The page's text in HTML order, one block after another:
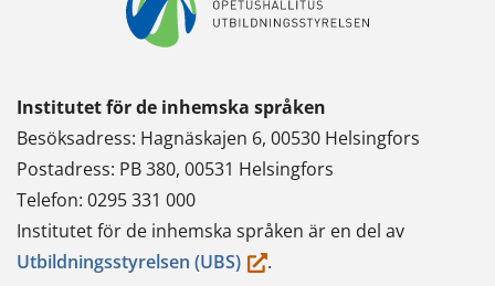
Institutet för de inhemska språken
Besöksadress: Hagnäskajen 6, 00530 Helsingfors
Postadress: PB 380, 00531 Helsingfors
Telefon: 0295 331 000
Institutet för de inhemska språken är en del av
Utbildningsstyrelsen (UBS)(du.